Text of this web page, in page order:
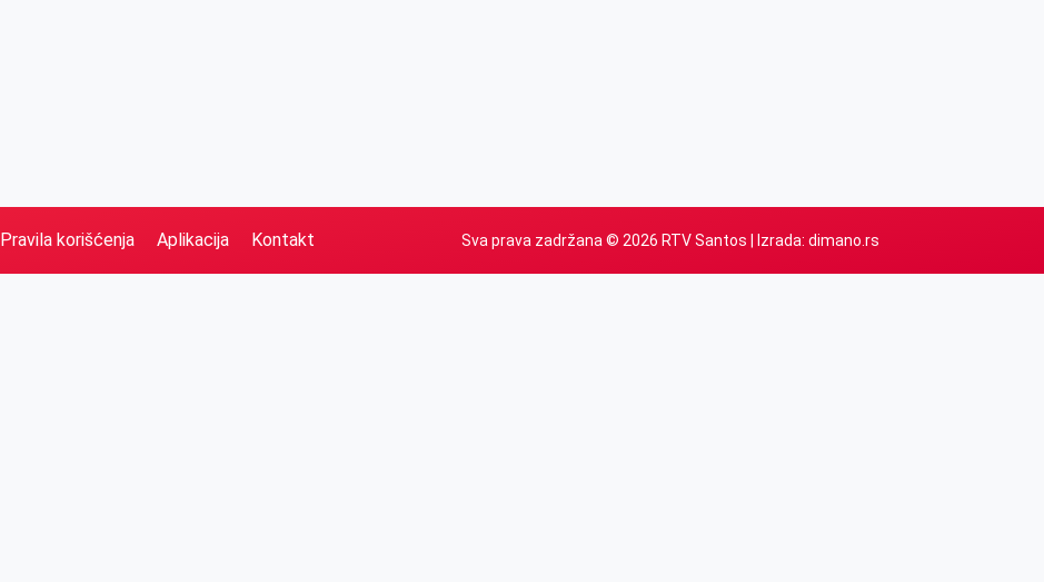
Pravila korišćenja Aplikacija Kontakt Sva prava zadržana © 2026 RTV Santos | Izrada: dimano.rs